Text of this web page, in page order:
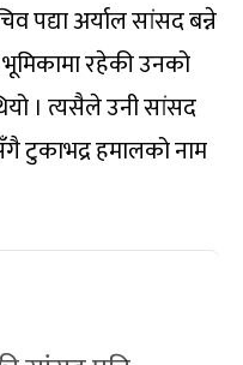
पद्या अर्याल सांसद बन्ने
रहेकी उनको
। त्यसैले उनी सांसद
टुकाभद्र हमालको नाम